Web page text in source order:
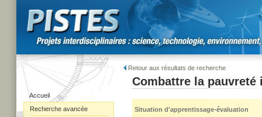
Accueil
Recherche avancée
Retour aux résultats de recherche
Combattre la
Situation d'apprentissage-évaluation